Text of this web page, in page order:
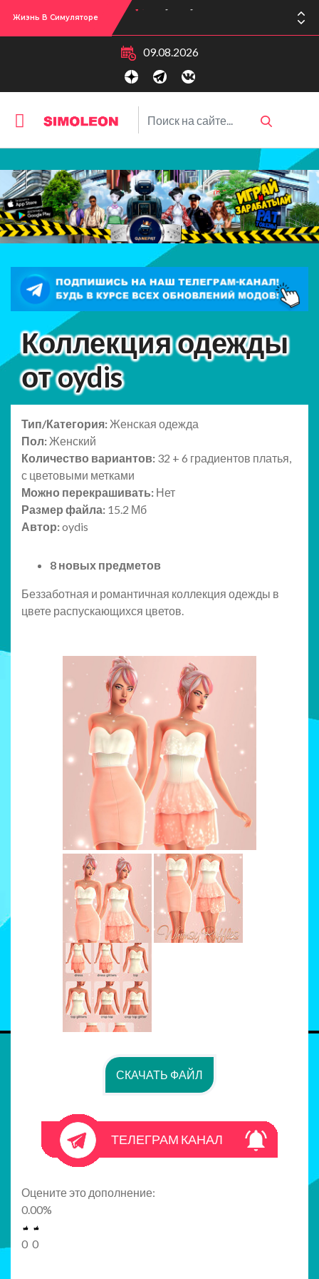
Жизнь В Симуляторе
09.08.2026
Коллекция одежды
от oydis
Тип/Категория: Женская одежда
Пол: Женский
Количество вариантов: 32 + 6 градиентов платья,
с цветовыми метками
Можно перекрашивать: Нет
Размер файла: 15.2 Мб
Автор:oydis
8 новых предметов
Беззаботная и романтичная коллекция одежды в
цвете распускающихся цветов.
СКАЧАТЬ ФАЙЛ
ТЕЛЕГРАМ КАНАЛ
Оцените это дополнение:
0.00%
0 0